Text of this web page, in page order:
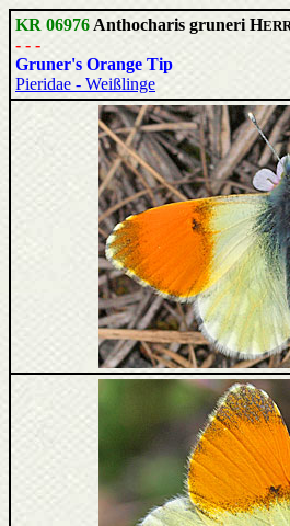
KR 06976 Anthocharis gruneri H
- - -
Gruner's Orange Tip
Pieridae - Weißlinge